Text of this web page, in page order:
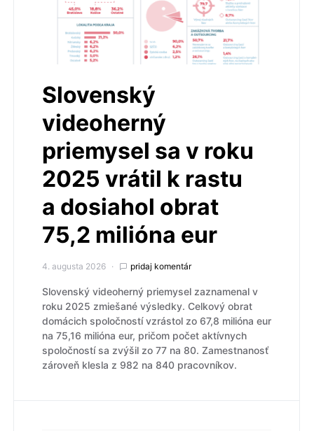
Slovenský
videoherný
priemysel sa v roku
2025 vrátil k rastu
a dosiahol obrat
75,2 milióna eur
4. augusta 2026 pridaj komentár
Slovenský videoherný priemysel zaznamenal v
roku 2025 zmiešané výsledky. Celkový obrat
domácich spoločností vzrástol zo 67,8 milióna eur
na 75,16 milióna eur, pričom počet aktívnych
spoločností sa zvýšil zo 77 na 80. Zamestnanosť
zároveň klesla z 982 na 840 pracovníkov.